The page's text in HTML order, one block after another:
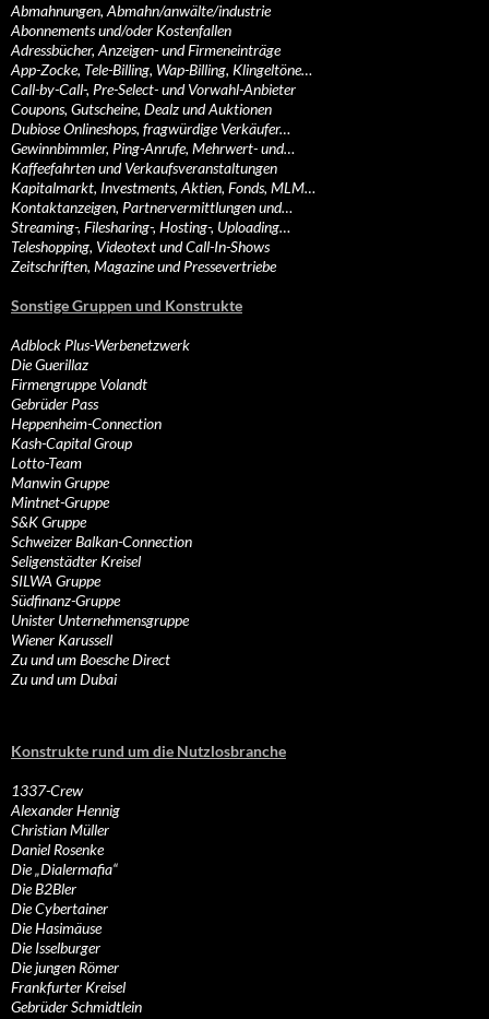
Abmahnungen, Abmahn/anwälte/industrie
Abonnements und/oder Kostenfallen
Adressbücher, Anzeigen- und Firmeneinträge
App-Zocke, Tele-Billing, Wap-Billing, Klingeltöne…
Call-by-Call-, Pre-Select- und Vorwahl-Anbieter
Coupons, Gutscheine, Dealz und Auktionen
Dubiose Onlineshops, fragwürdige Verkäufer…
Gewinnbimmler, Ping-Anrufe, Mehrwert- und…
Kaffeefahrten und Verkaufsveranstaltungen
Kapitalmarkt, Investments, Aktien, Fonds, MLM…
Kontaktanzeigen, Partnervermittlungen und…
Streaming-, Filesharing-, Hosting-, Uploading…
Teleshopping, Videotext und Call-In-Shows
Zeitschriften, Magazine und Pressevertriebe
Sonstige Gruppen und Konstrukte
Adblock Plus-Werbenetzwerk
Die Guerillaz
Firmengruppe Volandt
Gebrüder Pass
Heppenheim-Connection
Kash-Capital Group
Lotto-Team
Manwin Gruppe
Mintnet-Gruppe
S&K Gruppe
Schweizer Balkan-Connection
Seligenstädter Kreisel
SILWA Gruppe
Südfinanz-Gruppe
Unister Unternehmensgruppe
Wiener Karussell
Zu und um Boesche Direct
Zu und um Dubai
Konstrukte rund um die Nutzlosbranche
1337-Crew
Alexander Hennig
Christian Müller
Daniel Rosenke
Die „Dialermafia“
Die B2Bler
Die Cybertainer
Die Hasimäuse
Die Isselburger
Die jungen Römer
Frankfurter Kreisel
Gebrüder Schmidtlein